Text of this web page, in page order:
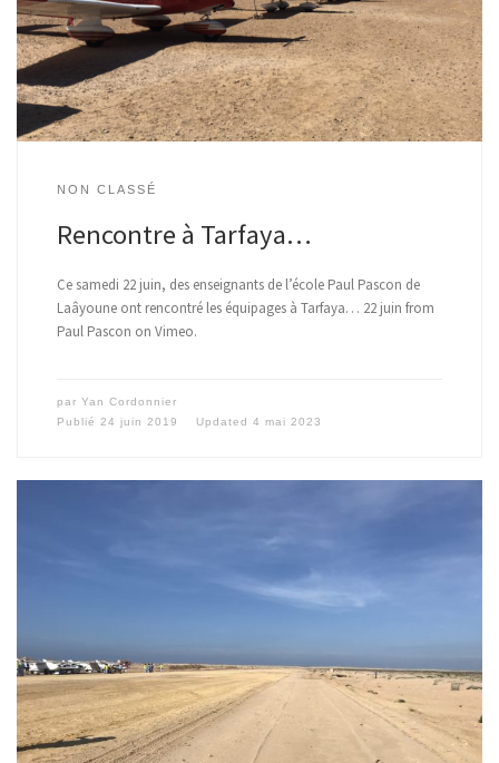
NON CLASSÉ
Rencontre à Tarfaya…
Ce samedi 22 juin, des enseignants de l’école Paul Pascon de
Laâyoune ont rencontré les équipages à Tarfaya… 22 juin from
Paul Pascon on Vimeo.
par Yan Cordonnier
Publié 24 juin 2019 Updated 4 mai 2023